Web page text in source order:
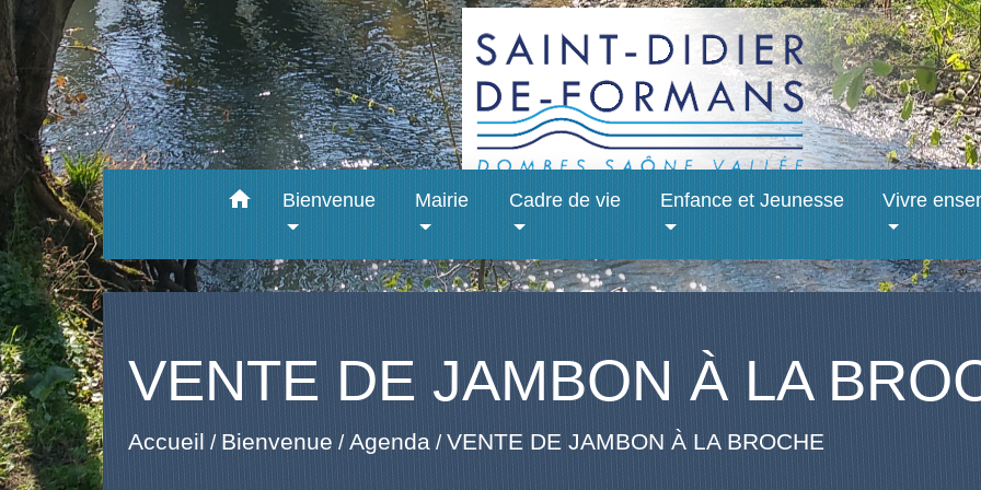
home Bienvenue Mairie Cadre de vie Enfance et Jeunesse Vivre
VENTE DE JAMBON À LA
Accueil /Bienvenue /Agenda/VENTE DE JAMBON À LA BROCHE